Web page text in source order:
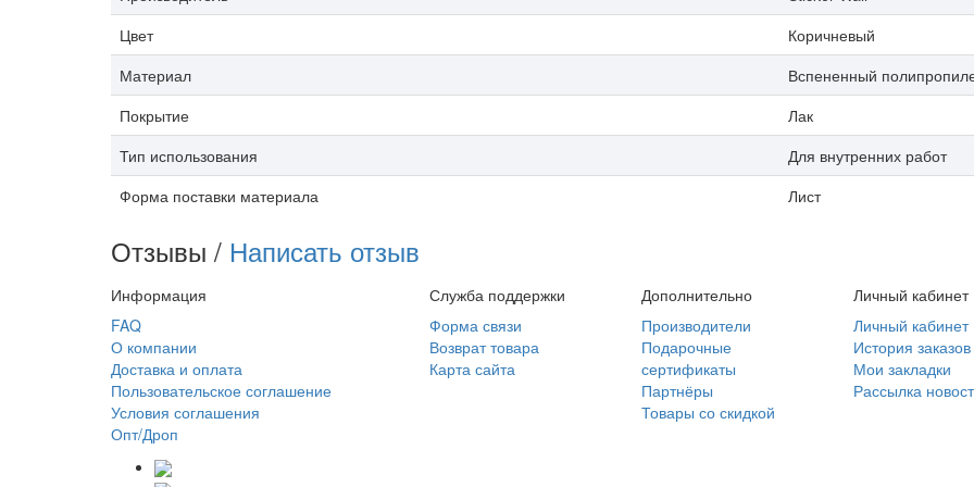
Цвет
Коричневый
Материал
Вспененный
Покрытие
Лак
Тип использования
Для внутренних работ
Форма поставки материала
Лист
Отзывы / Написать отзыв
Информация
FAQ
О компании
Доставка и оплата
Пользовательское соглашение
Условия соглашения
Опт/Дроп
Служба поддержки
Форма связи
Возврат товара
Карта сайта
Дополнительно
Производители
Подарочные
сертификаты
Партнёры
Товары со скидкой
Личный кабинет
Личный кабинет
История заказов
Мои закладки
Рассылка